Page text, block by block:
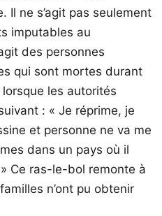
Il ne s’agit pas seulement
imputables au
des personnes
qui sont mortes durant
les autorités
: « Je réprime, je
et personne ne va me
dans un pays où il
Ce ras-le-bol remonte à
n’ont pu obtenir